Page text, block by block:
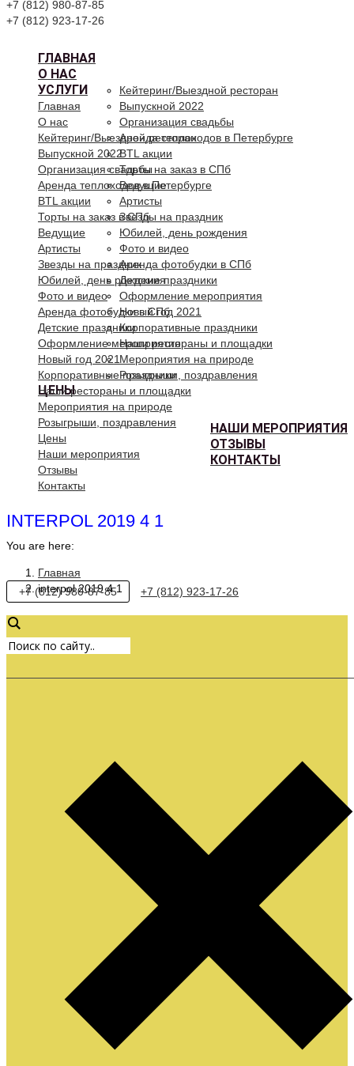
+7 (812) 980-87-85
+7 (812) 923-17-26
ГЛАВНАЯ
О НАС
УСЛУГИ
Кейтеринг/Выездной ресторан
Выпускной 2022
Организация свадьбы
Аренда теплоходов в Петербурге
BTL акции
Торты на заказ в СПб
Ведущие
Артисты
Звезды на праздник
Юбилей, день рождения
Фото и видео
Аренда фотобудки в СПб
Детские праздники
Оформление мероприятия
Новый год 2021
Корпоративные праздники
Наши рестораны и площадки
Мероприятия на природе
Розыгрыши, поздравления
ЦЕНЫ
НАШИ МЕРОПРИЯТИЯ
ОТЗЫВЫ
КОНТАКТЫ
Главная
О нас
Кейтеринг/Выездной ресторан
Выпускной 2022
Организация свадьбы
Аренда теплоходов в Петербурге
BTL акции
Торты на заказ в СПб
Ведущие
Артисты
Звезды на праздник
Юбилей, день рождения
Фото и видео
Аренда фотобудки в СПб
Детские праздники
Оформление мероприятия
Новый год 2021
Корпоративные праздники
Наши рестораны и площадки
Мероприятия на природе
Розыгрыши, поздравления
Цены
Наши мероприятия
Отзывы
Контакты
INTERPOL 2019 4 1
You are here:
Главная
interpol 2019 4 1
+7 (812) 980-87-85 +7 (812) 923-17-26